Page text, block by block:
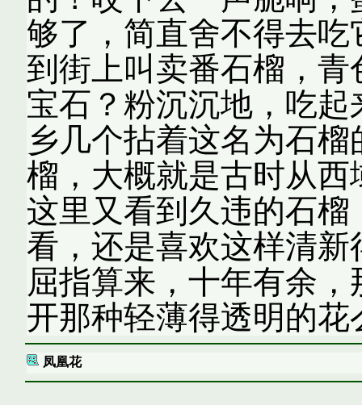
够了，简直舍不得去
到街上叫卖番石榴，
宝石？粉沉沉地，吃
乡几个拈着这名为石
榴，大概就是古时从
这里又看到久违的石
看，还是喜欢这样清
屈指算来，十年有余
开那种轻薄得透明的花
凤凰花